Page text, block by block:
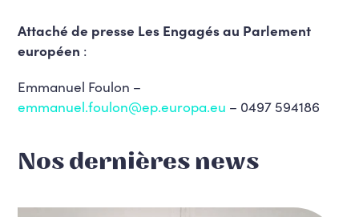
Attaché de presse Les Engagésau Parlement
européen :
Emmanuel Foulon –
emmanuel.foulon@ep.europa.eu – 0497 594186
Nos dernières news